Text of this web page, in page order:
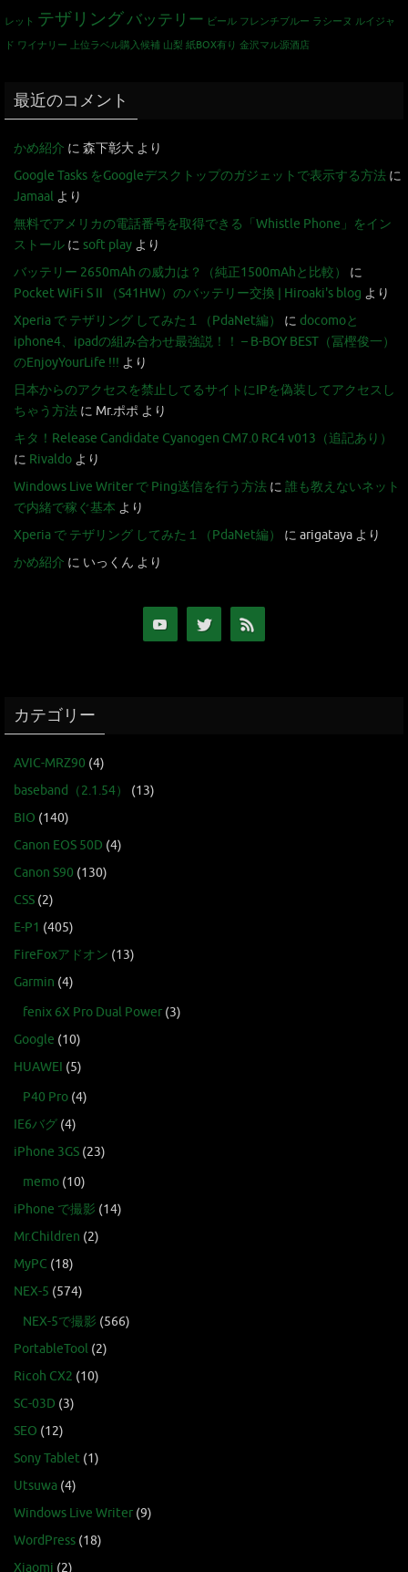
レット テザリングバッテリー ビール フレンチブルー ラシーヌ ルイジャ
ド ワイナリー 上位ラベル購入候補 山梨 紙BOX有り 金沢マル源酒店
最近のコメント
かめ紹介 に 森下彰大 より
Google Tasks をGoogleデスクトップのガジェットで表示する方法 に
Jamaal より
無料でアメリカの電話番号を取得できる「Whistle Phone」をイン
ストール に soft play より
バッテリー 2650mAh の威力は？（純正1500mAhと比較）
に
Pocket WiFi S II （S41HW）のバッテリー交換 | Hiroaki's blog より
Xperia で テザリング してみた１（PdaNet編）
に docomoと
iphone4、ipadの組み合わせ最強説！！ – B-BOY BEST（冨樫俊一）
のEnjoyYourLife !!! より
日本からのアクセスを禁止してるサイトにIPを偽装してアクセスし
ちゃう方法 に Mr.ポポ より
キタ！Release Candidate Cyanogen CM7.0 RC4 v013（追記あり）
に Rivaldo より
Windows Live Writer で Ping送信を行う方法 に 誰も教えないネット
で内緒で稼ぐ基本 より
Xperia で テザリング してみた１（PdaNet編）
に arigataya より
かめ紹介 に いっくん より
カテゴリー
AVIC-MRZ90 (4)
baseband（2.1.54）
(13)
BIO (140)
Canon EOS 50D (4)
Canon S90 (130)
CSS (2)
E-P1 (405)
FireFoxアドオン (13)
Garmin (4)
fenix 6X Pro Dual Power (3)
Google (10)
HUAWEI (5)
P40 Pro (4)
IE6バグ (4)
iPhone 3GS (23)
memo (10)
iPhone で撮影 (14)
Mr.Children (2)
MyPC (18)
NEX-5 (574)
NEX-5で撮影 (566)
PortableTool (2)
Ricoh CX2 (10)
SC-03D (3)
SEO (12)
Sony Tablet (1)
Utsuwa (4)
Windows Live Writer (9)
WordPress (18)
Xiaomi (2)